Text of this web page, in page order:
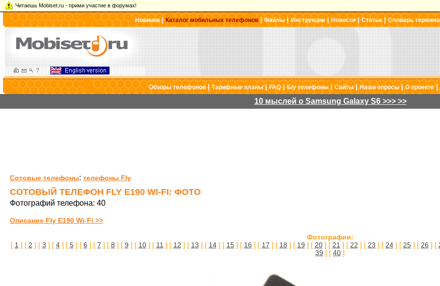
Читаешь Mobiset.ru - прими участие в форумах!
Новинки|Каталог мобильных телефонов|Файлы|Инструкции| Новости|Статьи|Словарь
Обзоры телефонов|Тарифные планы|FAQ|Б/у телефоны| Сайты|Наши опросы|О проекте|
10 мыслей о Samsung Galaxy S6 >>> >>
Сотовые телефоны: телефоны Fly
СОТОВЫЙ ТЕЛЕФОН FLY E190 WI-FI: ФОТО
Фотографий телефона: 40
Описание Fly E190 Wi-Fi >>
Фотографии:
[ 1 ] [ 2 ] [ 3 ] [ 4] [ 5] [ 6 ] [ 7 ] [ 8 ] [ 9 ] [ 10] [ 11 ] [ 12 ] [ 13 ] [ 14] [ 15] [ 16 ] [ 17 ] [ 18 ] [ 19 ] [ 20] [ 21 ] [ 22 ] [ 23 ] [ 24] [ 25] [ 26 ] [
39 ] [ 40 ]